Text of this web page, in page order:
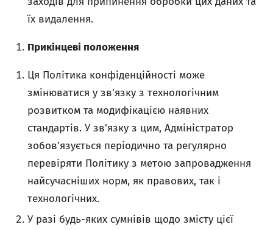
їх видалення.
Прикінцеві положення
Ця Політика конфіденційності може
змінюватися у зв'язку з технологічним
розвитком та модифікацією наявних
стандартів. У зв'язку з цим, Адміністратор
зобов’язується періодично та регулярно
перевіряти Політику з метою запровадження
найсучасніших норм, як правових, так і
технологічних.
У разі будь-яких сумнівів щодо змісту цієї